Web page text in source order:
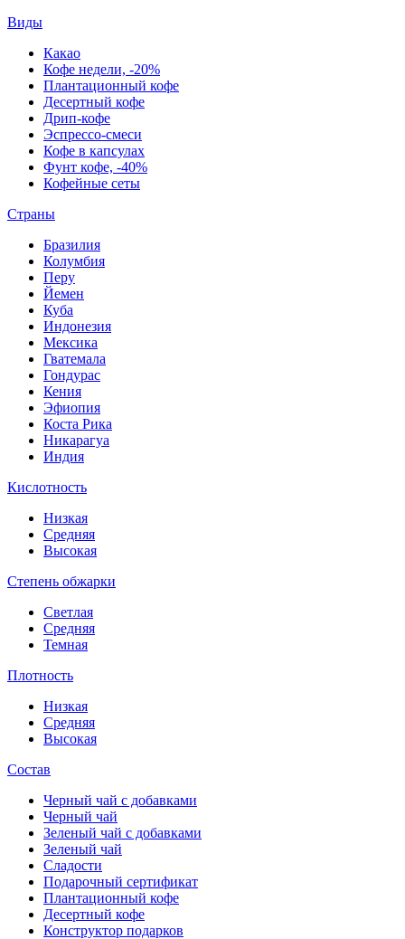
Виды
Какао
Кофе недели, -20%
Плантационный кофе
Десертный кофе
Дрип-кофе
Эспрессо-смеси
Кофе в капсулах
Фунт кофе, -40%
Кофейные сеты
Страны
Бразилия
Колумбия
Перу
Йемен
Куба
Индонезия
Мексика
Гватемала
Гондурас
Кения
Эфиопия
Коста Рика
Никарагуа
Индия
Кислотность
Низкая
Средняя
Высокая
Степень обжарки
Светлая
Средняя
Темная
Плотность
Низкая
Средняя
Высокая
Состав
Черный чай с добавками
Черный чай
Зеленый чай с добавками
Зеленый чай
Сладости
Подарочный сертификат
Плантационный кофе
Десертный кофе
Конструктор подарков